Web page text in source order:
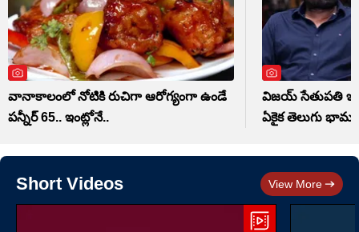
వానాకాలంలో నోటికి రుచిగా ఆరోగ్యంగా ఉండే
పన్నీర్ 65.. ఇంట్లోనే..
విజయ్ సేతుపతి
ఏకైక తెలుగు
Short Videos View More